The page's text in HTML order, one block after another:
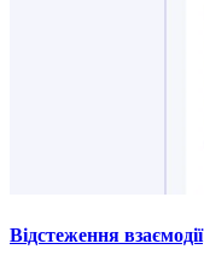
Відстеження взаємодії